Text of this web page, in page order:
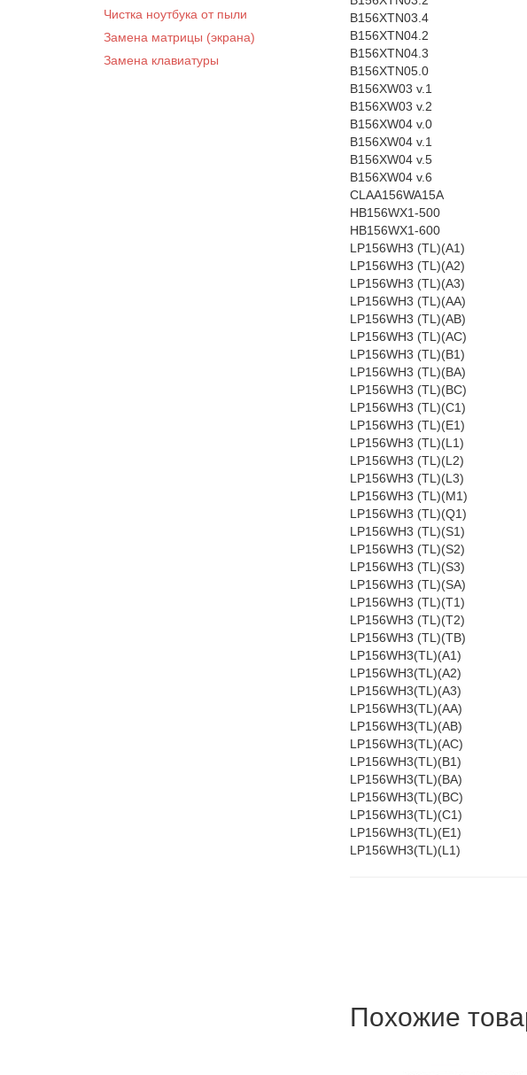
Чистка ноутбука от пыли
Замена матрицы (экрана)
Замена клавиатуры
B156XTN03.4
B156XTN04.2
B156XTN04.3
B156XTN05.0
B156XW03 v.1
B156XW03 v.2
B156XW04 v.0
B156XW04 v.1
B156XW04 v.5
B156XW04 v.6
CLAA156WA15A
HB156WX1-500
HB156WX1-600
LP156WH3 (TL)(A1)
LP156WH3 (TL)(A2)
LP156WH3 (TL)(A3)
LP156WH3 (TL)(AA)
LP156WH3 (TL)(AB)
LP156WH3 (TL)(AC)
LP156WH3 (TL)(B1)
LP156WH3 (TL)(BA)
LP156WH3 (TL)(BC)
LP156WH3 (TL)(C1)
LP156WH3 (TL)(E1)
LP156WH3 (TL)(L1)
LP156WH3 (TL)(L2)
LP156WH3 (TL)(L3)
LP156WH3 (TL)(M1)
LP156WH3 (TL)(Q1)
LP156WH3 (TL)(S1)
LP156WH3 (TL)(S2)
LP156WH3 (TL)(S3)
LP156WH3 (TL)(SA)
LP156WH3 (TL)(T1)
LP156WH3 (TL)(T2)
LP156WH3 (TL)(TB)
LP156WH3(TL)(A1)
LP156WH3(TL)(A2)
LP156WH3(TL)(A3)
LP156WH3(TL)(AA)
LP156WH3(TL)(AB)
LP156WH3(TL)(AC)
LP156WH3(TL)(B1)
LP156WH3(TL)(BA)
LP156WH3(TL)(BC)
LP156WH3(TL)(C1)
LP156WH3(TL)(E1)
LP156WH3(TL)(L1)
Похожие